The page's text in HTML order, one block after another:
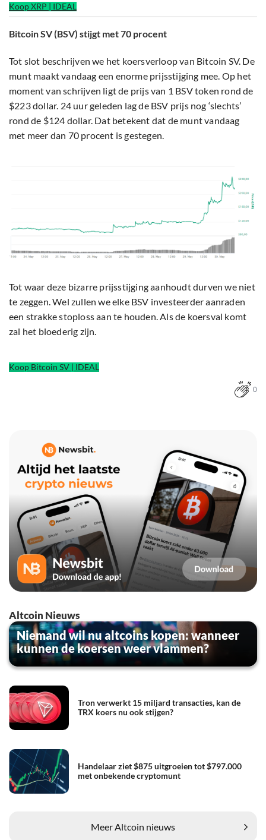
Koop XRP | IDEAL
Bitcoin SV (BSV) stijgt met 70 procent
Tot slot beschrijven we het koersverloop van Bitcoin SV. De
munt maakt vandaag een enorme prijsstijging mee. Op het
moment van schrijven ligt de prijs van 1 BSV token rond de
$223 dollar. 24 uur geleden lag de BSV prijs nog ‘slechts’
rond de $124 dollar. Dat betekent dat de munt vandaag
met meer dan 70 procent is gestegen.
Tot waar deze bizarre prijsstijging aanhoudt durven we niet
te zeggen. Wel zullen we elke BSV investeerder aanraden
een strakke stoploss aan te houden. Als de koersval komt
zal het bloederig zijn.
Koop Bitcoin SV | IDEAL
0
Altcoin Nieuws
Niemand wil nu altcoins kopen: wanneer
kunnen de koersen weer vlammen?
Tron verwerkt 15 miljard transacties, kan de
TRX koers nu ook stijgen?
Handelaar ziet $875 uitgroeien tot $797.000
met onbekende cryptomunt
Meer Altcoin nieuws